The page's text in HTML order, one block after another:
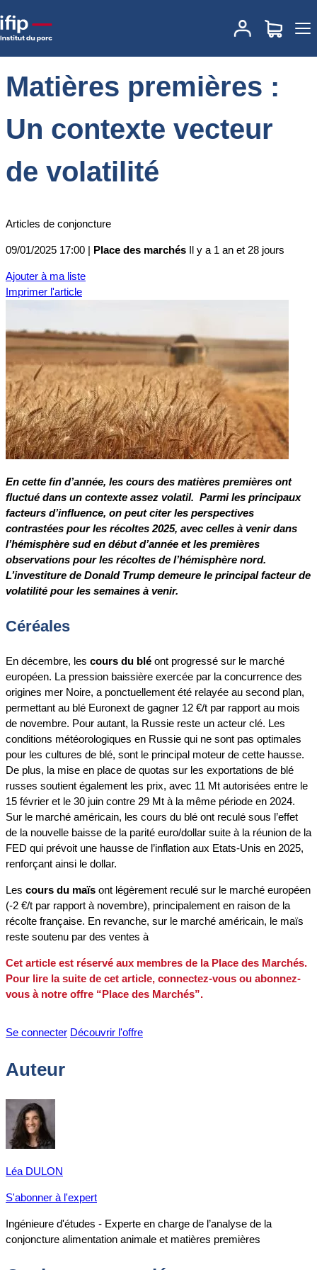
Accueil Actualités des marchés
Matières
premières : Un contexte vecteur de volatilité
Matières premières :
Un contexte vecteur
de volatilité
Articles de conjoncture
09/01/2025 17:00 | Place des marchés Il y a 1 an et 28 jours
Ajouter à ma liste
Imprimer l'article
En cette fin d’année, les cours des matières premières ont
fluctué dans un contexte assez volatil. Parmi les principaux
facteurs d’influence, on peut citer les perspectives
contrastées pour les récoltes 2025, avec celles à venir dans
l’hémisphère sud en début d’année et les premières
observations pour les récoltes de l’hémisphère nord.
L’investiture de Donald Trump demeure le principal facteur de
volatilité pour les semaines à venir.
Céréales
En décembre, les cours du blé ont progressé sur le marché
européen. La pression baissière exercée par la concurrence des
origines mer Noire, a ponctuellement été relayée au second plan,
permettant au blé Euronext de gagner 12 €/t par rapport au mois
de novembre. Pour autant, la Russie reste un acteur clé. Les
conditions météorologiques en Russie qui ne sont pas optimales
pour les cultures de blé, sont le principal moteur de cette hausse.
De plus, la mise en place de quotas sur les exportations de blé
russes soutient également les prix, avec 11 Mt autorisées entre le
15 février et le 30 juin contre 29 Mt à la même période en 2024.
Sur le marché américain, les cours du blé ont reculé sous l’effet
de la nouvelle baisse de la parité euro/dollar suite à la réunion de la
FED qui prévoit une hausse de l’inflation aux Etats-Unis en 2025,
renforçant ainsi le dollar.
Les cours du maïs ont légèrement reculé sur le marché européen
(-2 €/t par rapport à novembre), principalement en raison de la
récolte française. En revanche, sur le marché américain, le maïs
reste soutenu par des ventes à
Cet article est réservé aux membres de la Place des Marchés.
Pour lire la suite de cet article, connectez-vous ou abonnez-
vous à notre offre “Place des Marchés”.
Se connecter Découvrir l'offre
Auteur
Léa DULON
S'abonner à l'expert
Ingénieure d'études - Experte en charge de l’analyse de la
conjoncture alimentation animale et matières premières